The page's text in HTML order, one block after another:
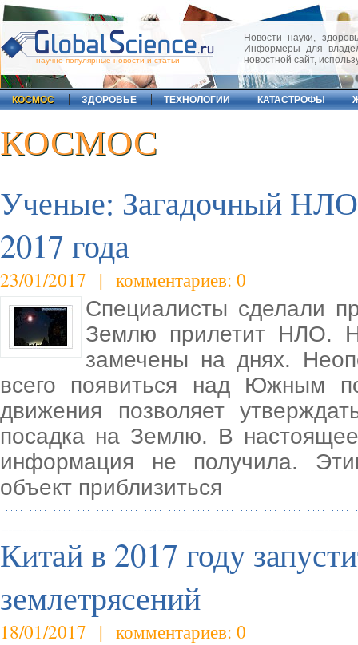
научно-популярные новости и статьи
Новости науки,
Информеры для
новостной сайт,
КОСМОС ЗДОРОВЬЕ ТЕХНОЛОГИИ КАТАСТРОФЫ
КОСМОС
Ученые: Загадочный
2017 года
23/01/2017 | комментариев: 0
Специалисты сделали
Землю прилетит НЛО.
замечены на днях.
всего появиться над Южным
движения позволяет
посадка на Землю. В
информация не получила.
объект приблизиться
Китай в 2017 году
землетрясений
18/01/2017 | комментариев: 0